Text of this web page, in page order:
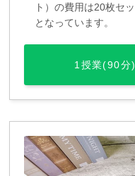
ト）の費用は20枚セ
となっています。
1授業(90分